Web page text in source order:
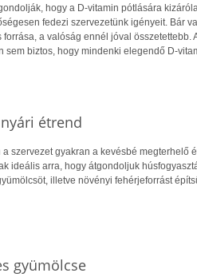
hogy a D-vitamin pótlására
fedezi szervezetünk igényeit. Bár
forrása, a valóság ennél jóval összetettebb.
sem biztos, hogy mindenki elegendő D-
étrend
a szervezet gyakran a kevésbé megterhelő
ideális arra, hogy átgondoljuk
illetve növényi fehérjeforrást
gyümölcse